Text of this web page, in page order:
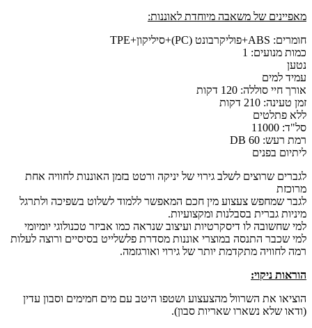
מאפיינים של משאבה מיוחדת לאוננות:
חומרים: ABS+פוליקרבונט (PC)+סיליקון+TPE
כמות מנועים: 1
נטען
עמיד למים
אורך חיי סוללה: 120 דקות
זמן טעינה: 210 דקות
ללא פתלטים
סל"ד: 11000
רמת רעש: 60 DB
ליתיום בפנים
לגברים שרוצים לשלב גירוי של יניקה ורטט בזמן האוננות לחוויה אחת
מרוכזת
לגבר שמחפש צעצוע מין חכם המאפשר ללמוד לשלוט בשפיכה ולתרגל
מיניות גברית בסבלנות ומקצועיות.
למי שחשובה לו דיסקרטיות ועיצוב שנראה כמו אביזר טכנולוגי יומיומי
למי שכבר התנסה במוצרי אוננות מסדרת פלשלייט בסיסיים ורוצה לעלות
רמה לחוויה מתקדמת יותר של גירוי ואורגזמה.
הוראות ניקוי:
הוציאו את השרוול מהצעצוע ושטפו היטב עם מים חמימים וסבון עדין
(ודאו שלא נשארו שאריות סבון).